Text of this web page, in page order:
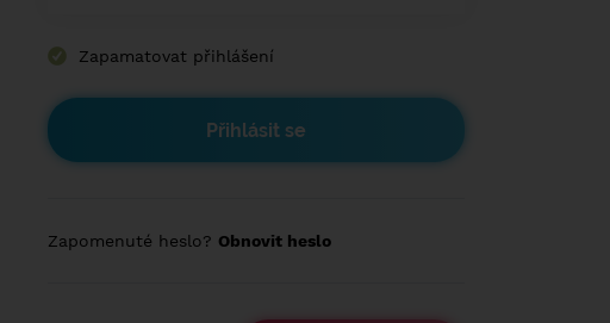
Zapamatovat přihlášení
Zapomenuté heslo? Obnovit heslo